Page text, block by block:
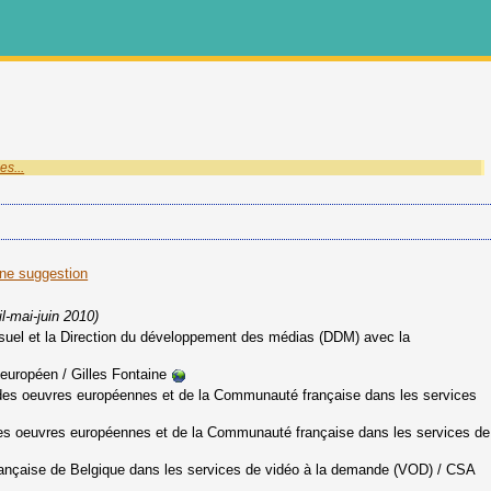
suggestion
mai-juin 2010)
et la Direction du développement des médias (DDM) avec la
/ Gilles Fontaine
oeuvres européennes et de la Communauté française dans les services
oeuvres européennes et de la Communauté française dans les services de
de Belgique dans les services de vidéo à la demande (VOD) / CSA